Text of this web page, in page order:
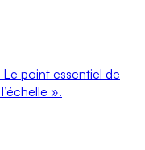
point essentiel de
».